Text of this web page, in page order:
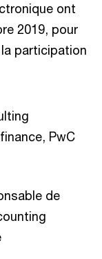
ont
2019, pour
participation
PwC
de